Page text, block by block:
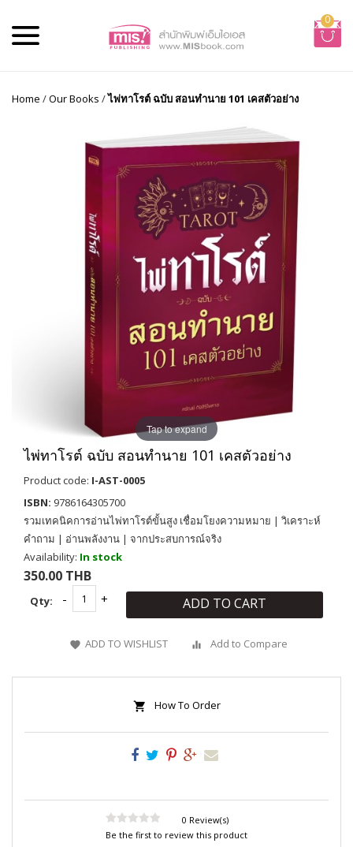
0
Home /Our Books /ไพ่ทาโรต์ ฉบับ สอนทำนาย 101 เคสตัวอย่าง
Tap to expand
ไพ่ทาโรต์ ฉบับ สอนทำนาย 101 เคสตัวอย่าง
Product code: I-AST-0005
ISBN: 9786164305700
รวมเทคนิคการอ่านไพ่ทาโรต์ขั้นสูง เชื่อมโยงความหมาย | วิเคราะห์
คำถาม | อ่านพลังงาน | จากประสบการณ์จริง
Availability: In stock
350.00 THB
Qty: ADD TO CART
ADD TO WISHLIST Add to Compare
How To Order
0 Review(s)
Be the first to review this product